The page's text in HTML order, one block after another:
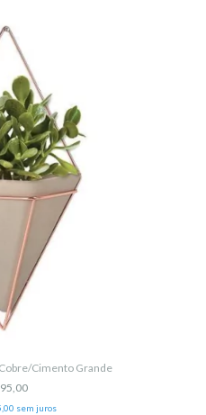
Cimento Grande
sem juros